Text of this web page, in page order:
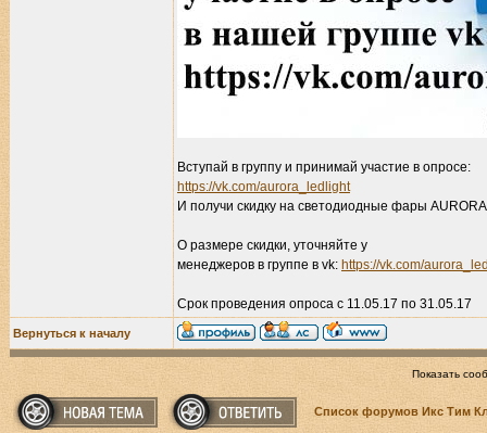
Вступай в группу и принимай участие в опросе:
https://vk.com/aurora_ledlight
И получи скидку на светодиодные фары
О размере скидки, уточняйте у
менеджеров в группе в vk: https://vk.com/
Срок проведения опроса с 11.05.17 по 31.05.17
Вернуться к началу
Показать
Список форумов Икс Тим